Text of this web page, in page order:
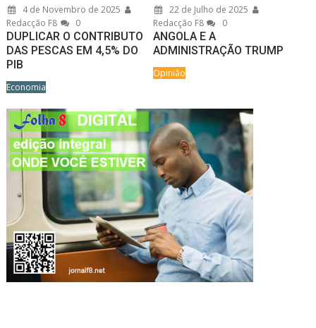
4 de Novembro de 2025
Redacção F8
0
DUPLICAR O CONTRIBUTO
DAS PESCAS EM 4,5% DO
PIB
Economia
22 de Julho de 2025
Redacção F8
0
ANGOLA E A
ADMINISTRAÇÃO TRUMP
Opinião